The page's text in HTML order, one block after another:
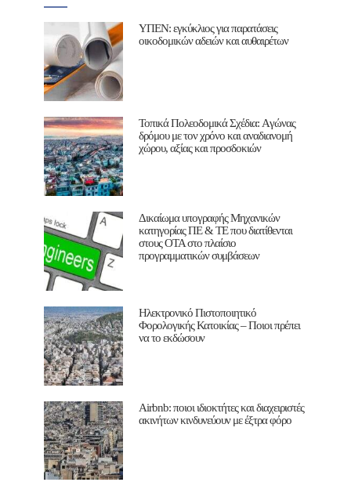
ΥΠΕΝ: εγκύκλιος για παρατάσεις
οικοδομικών αδειών και αυθαιρέτων
Τοπικά Πολεοδομικά Σχέδια: Aγώνας
δρόμου με τον χρόνο και αναδιανομή
χώρου, αξίας και προσδοκιών
Δικαίωμα υπογραφής Μηχανικών
κατηγορίας ΠΕ & ΤΕ που διατίθενται
στους ΟΤΑ στο πλαίσιο
προγραμματικών συμβάσεων
Ηλεκτρονικό Πιστοποιητικό
Φορολογικής Κατοικίας – Ποιοι πρέπει
να το εκδώσουν
Airbnb: ποιοι ιδιοκτήτες και διαχειριστές
ακινήτων κινδυνεύουν με έξτρα φόρο